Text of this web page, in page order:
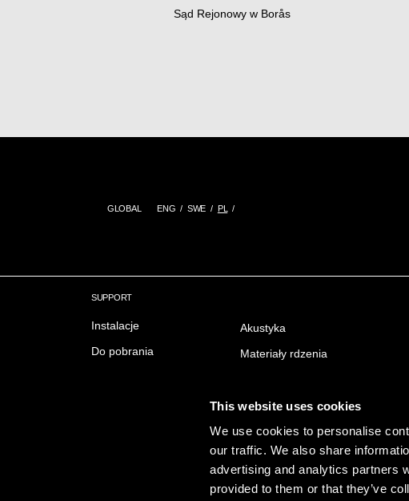
This website uses cookies
We use cookies to personalise
our traffic. We also share
advertising and analytics partners
provided to them or that they’ve
Sąd Rejonowy w Borås
GLOBAL ENG SWE PL
SUPPORT
Instalacje
Do pobrania
Akustyka
Materiały rdzenia
Wykończenie powierzchni
Emisji
Zrownowazony rozwoj